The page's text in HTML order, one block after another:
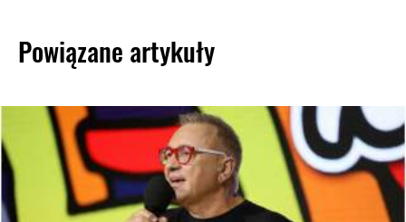
Powiązane artykuły